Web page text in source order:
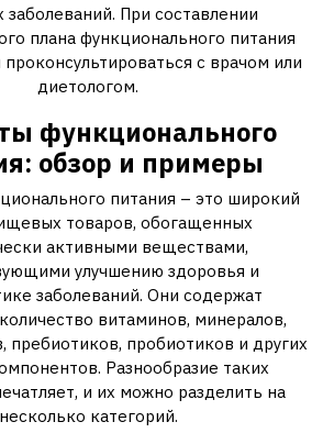
заболеваний. При составлении
плана функционального питания
с врачом или
диетологом.
функционального
обзор и примеры
питания – это широкий
товаров, обогащенных
активными веществами,
улучшению здоровья и
заболеваний. Они содержат
витаминов, минералов,
пребиотиков, пробиотиков и других
Разнообразие таких
и их можно разделить на
несколько категорий.